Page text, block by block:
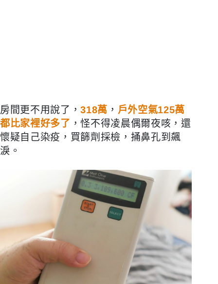
房間更不用說了，318萬 ， 戶外空氣125萬
都比家裡好多了 ，怪不得凌晨偶爾夜咳，還
懷疑自己染疫，買篩劑採檢，捅鼻孔到飆
淚。